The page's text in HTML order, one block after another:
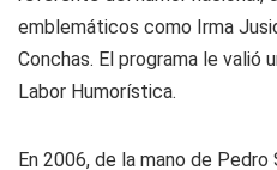
emblemáticos como Irma
Conchas. El programa le valió
Labor Humorística.
En 2006, de la mano de